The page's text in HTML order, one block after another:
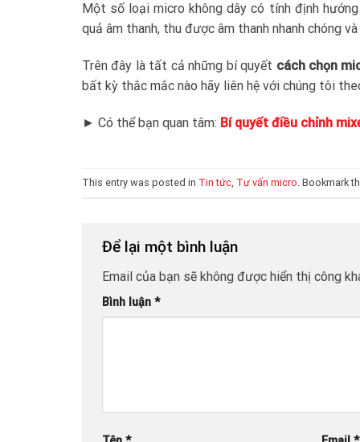
Một số loại micro không dây có tính định
quả âm thanh, thu được âm thanh nhanh chóng
Trên đây là tất cả những bí quyết cách chọn
bất kỳ thắc mắc nào hãy liên hệ với chúng tôi
► Có thể bạn quan tâm: Bí quyết điều chỉnh
This entry was posted in Tin tức Tư vấn micro . Bookmark
Để lại một bình luận
Email của bạn sẽ không được hiển thị công
Bình luận *